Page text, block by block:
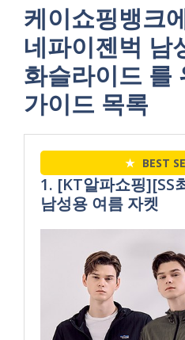
케이쇼핑뱅크
네파이젠벅 남
화슬라이드 를
가이드 목록
★ BEST
1. [KT알파쇼핑][SS
남성용 여름 자켓